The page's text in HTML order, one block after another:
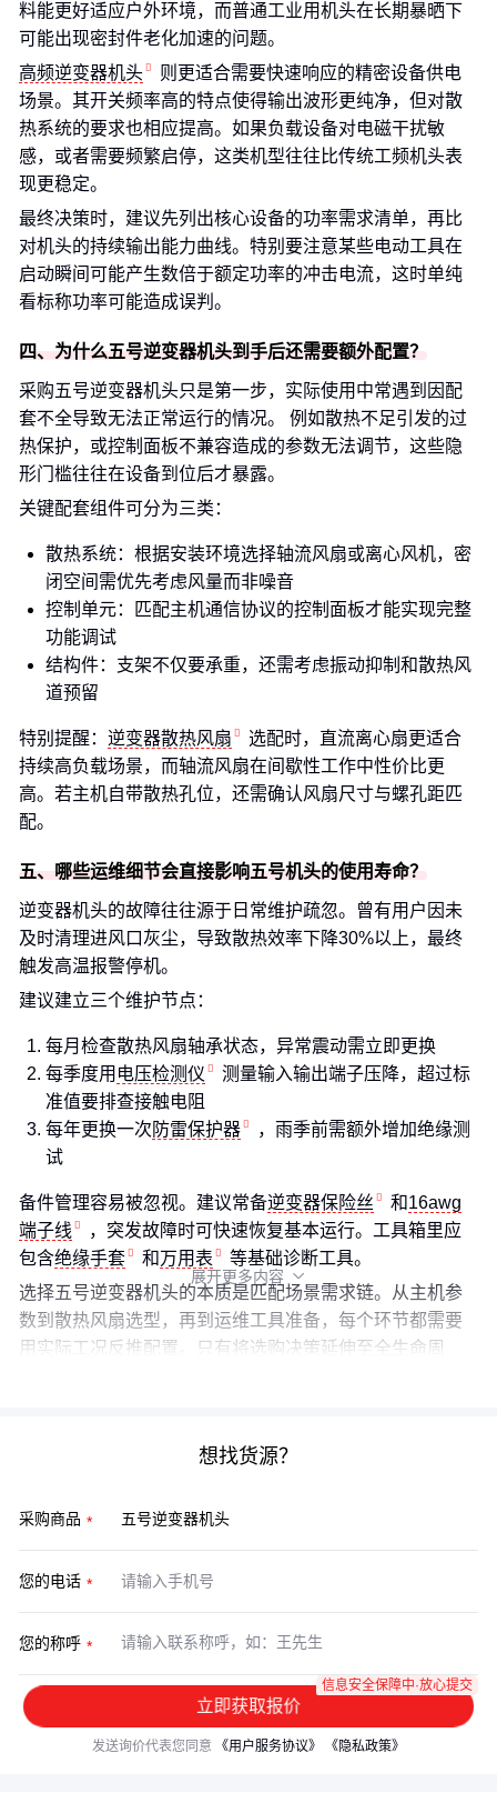
料能更好适应户外环境，而普通工业用机头在长期暴晒下
可能出现密封件老化加速的问题。
高频逆变器机头
则更适合需要快速响应的精密设备供电
场景。其开关频率高的特点使得输出波形更纯净，但对散
热系统的要求也相应提高。如果负载设备对电磁干扰敏
感，或者需要频繁启停，这类机型往往比传统工频机头表
现更稳定。
最终决策时，建议先列出核心设备的功率需求清单，再比
对机头的持续输出能力曲线。特别要注意某些电动工具在
启动瞬间可能产生数倍于额定功率的冲击电流，这时单纯
看标称功率可能造成误判。
四、为什么五号逆变器机头到手后还需要额外配置？
采购五号逆变器机头只是第一步，实际使用中常遇到因配
套不全导致无法正常运行的情况。 例如散热不足引发的过
热保护，或控制面板不兼容造成的参数无法调节，这些隐
形门槛往往在设备到位后才暴露。
关键配套组件可分为三类：
散热系统：根据安装环境选择轴流风扇或离心风机，密
闭空间需优先考虑风量而非噪音
控制单元：匹配主机通信协议的控制面板才能实现完整
功能调试
结构件：支架不仅要承重，还需考虑振动抑制和散热风
道预留
特别提醒： 逆变器散热风扇
选配时，直流离心扇更适合
持续高负载场景，而轴流风扇在间歇性工作中性价比更
高。若主机自带散热孔位，还需确认风扇尺寸与螺孔距匹
配。
五、哪些运维细节会直接影响五号机头的使用寿命？
逆变器机头的故障往往源于日常维护疏忽。曾有用户因未
及时清理进风口灰尘，导致散热效率下降30%以上，最终
触发高温报警停机。
建议建立三个维护节点：
每月检查散热风扇轴承状态，异常震动需立即更换
每季度用 电压检测仪
测量输入输出端子压降，超过标
准值要排查接触电阻
每年更换一次 防雷保护器
，雨季前需额外增加绝缘测
试
备件管理容易被忽视。建议常备逆变器保险丝 和16awg
端子线
，突发故障时可快速恢复基本运行。工具箱里应
包含绝缘手套 和万用表
等基础诊断工具。
选择五号逆变器机头的本质是匹配场景需求链。从主机参
数到散热风扇选型，再到运维工具准备，每个环节都需要
用实际工况反推配置。只有将选购决策延伸至全生命周
展开更多内容 
想找货源？
采购商品
您的电话
您的称呼
立即获取报价
信息安全保障中·放心提交
发送询价代表您同意 《用户服务协议》 《隐私政策》